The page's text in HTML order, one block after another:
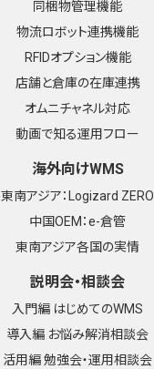
同梱物管理機能
物流ロボット連携機能
RFIDオプション機能
店舗と倉庫の在庫連携
オムニチャネル対応
動画で知る運用フロー
海外向けWMS
東南アジア：Logizard ZERO
中国OEM：e-倉管
東南アジア各国の実情
説明会・相談会
入門編 はじめてのWMS
導入編 お悩み解消相談会
活用編 勉強会・運用相談会